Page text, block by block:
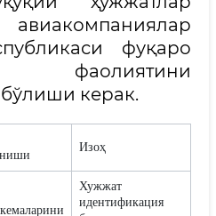
фуқаро
фаолиятини
керак.
Изоҳ
Хужжат
идентификация